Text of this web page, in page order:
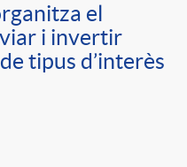
el
i invertir
tipus d’interès